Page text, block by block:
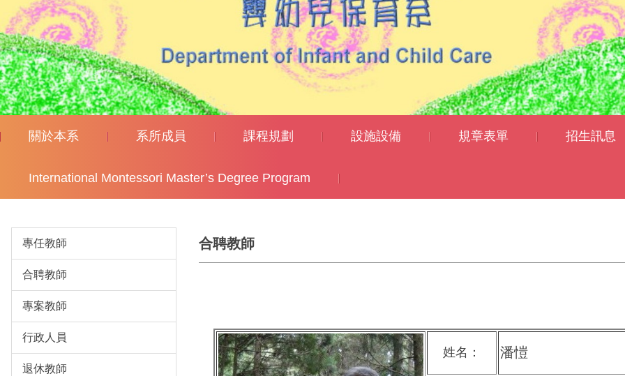
關於本系 系所成員 課程規劃 設施設備 規章表單 招生訊息
International Montessori Master’s Degree Program
專任教師
合聘教師
專案教師
行政人員
退休教師
合聘教師
姓名： 潘愷